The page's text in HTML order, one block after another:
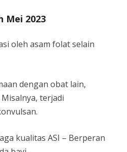
Mei 2023
oleh asam folat selain
dengan obat lain,
terjadi
kualitas ASI – Berperan